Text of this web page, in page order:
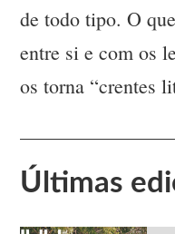
de todo tipo. O
entre si e com os
os torna “crentes
Últimas